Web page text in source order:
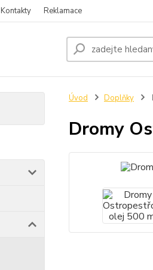
Kontakty Reklamace
Úvod Doplňky
Dromy